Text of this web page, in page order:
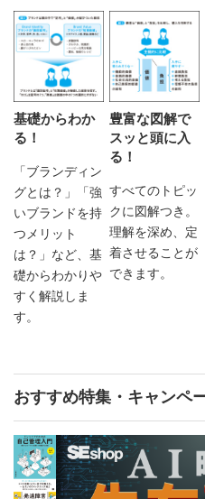
基礎からわか
る！
「ブランディン
グとは？」「強
いブランドを持
つメリット
は？」など、基
礎からわかりや
すく解説しま
す。
豊富な図解で
スッと頭に入
る！
すべてのトピッ
クに図解つき。
理解を深め、定
着させることが
できます。
おすすめ特集・キャンペ